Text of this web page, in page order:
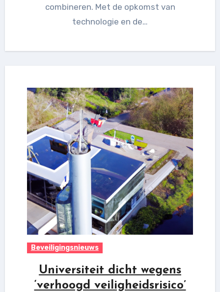
combineren. Met de opkomst van
technologie en de…
Beveiligingsnieuws
Universiteit dicht wegens
‘verhoogd veiligheidsrisico’